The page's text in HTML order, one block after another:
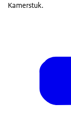
Kamerstuk.